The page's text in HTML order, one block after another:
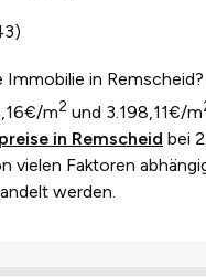
)
Immobilie in
m2 und 3.198,11€/m
in Remscheid bei
vielen Faktoren
werden.